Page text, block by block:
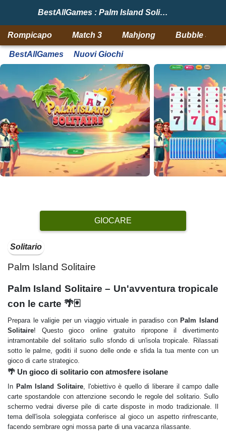
BestAllGames : Palm Island Solitaire
Rompicapo Match 3 Mahjong Bubble
BestAllGames Nuovi Giochi
GIOCARE
Solitario
Palm Island Solitaire
Palm Island Solitaire – Un'avventura tropicale
con le carte 🌴🃏
Prepara le valigie per un viaggio virtuale in paradiso con Palm Island
Solitaire! Questo gioco online gratuito ripropone il divertimento
intramontabile del solitario sullo sfondo di un'isola tropicale. Rilassati
sotto le palme, goditi il suono delle onde e sfida la tua mente con un
gioco di carte strategico.
🌴 Un gioco di solitario con atmosfere isolane
In Palm Island Solitaire, l'obiettivo è quello di liberare il campo dalle
carte spostandole con attenzione secondo le regole del solitario. Sullo
schermo vedrai diverse pile di carte disposte in modo tradizionale. Il
tema dell'isola soleggiata conferisce al gioco un aspetto rinfrescante,
facendo sembrare ogni mossa parte di una vacanza rilassante.